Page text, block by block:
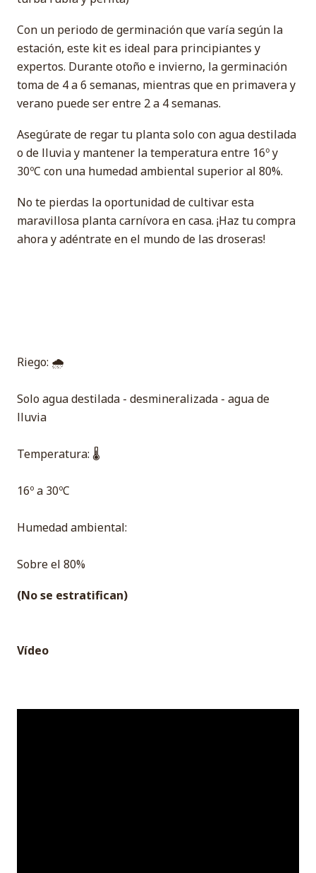
Con un periodo de germinación que varía según la
estación, este kit es ideal para principiantes y
expertos. Durante otoño e invierno, la germinación
toma de 4 a 6 semanas, mientras que en primavera y
verano puede ser entre 2 a 4 semanas.
Asegúrate de regar tu planta solo con agua destilada
o de lluvia y mantener la temperatura entre 16º y
30ºC con una humedad ambiental superior al 80%.
No te pierdas la oportunidad de cultivar esta
maravillosa planta carnívora en casa. ¡Haz tu compra
ahora y adéntrate en el mundo de las droseras!
Riego: 🌧
Solo agua destilada - desmineralizada - agua de
lluvia
Temperatura: 🌡
16º a 30ºC
Humedad ambiental:
Sobre el 80%
(No se estratifican)
Vídeo